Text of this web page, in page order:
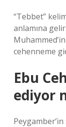
“Tebbet”
anlamına
cehenneme
Ebu
ediyor
Peygamber’in